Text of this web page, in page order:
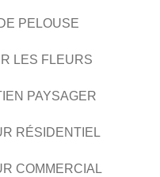
PELOUSE
LES FLEURS
PAYSAGER
RÉSIDENTIEL
COMMERCIAL